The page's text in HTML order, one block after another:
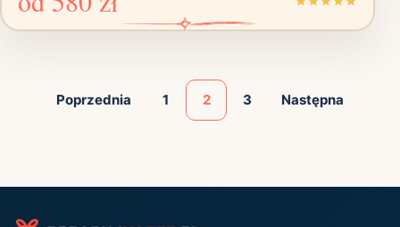
Poprzednia 1 2 3 Następna